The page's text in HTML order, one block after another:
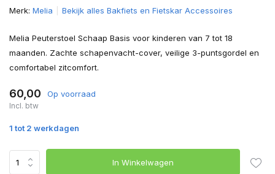
Merk: Melia Bekijk alles Bakfiets en Fietskar Accessoires
Melia Peuterstoel Schaap Basis voor kinderen van 7 tot 18
maanden. Zachte schapenvacht-cover, veilige 3-puntsgordel en
comfortabel zitcomfort.
60,00 Op voorraad
Incl. btw
1 tot 2 werkdagen
In Winkelwagen